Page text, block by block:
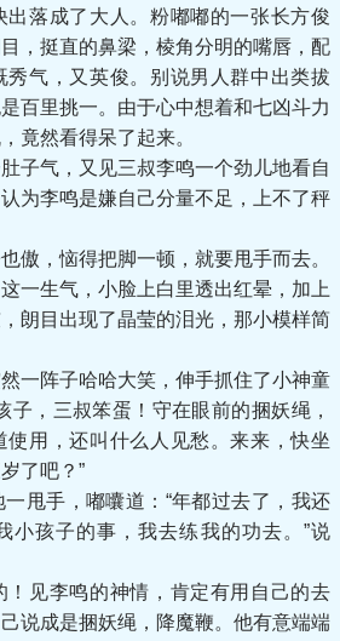
出落成了大人。粉嘟嘟的一张长方俊
，挺直的鼻梁，棱角分明的嘴唇，配
秀气，又英俊。别说男人群中出类拔
百里挑一。由于心中想着和七凶斗力
竟然看得呆了起来。
气，又见三叔李鸣一个劲儿地看自
为李鸣是嫌自己分量不足，上不了秤
，恼得把脚一顿，就要甩手而去。
一生气，小脸上白里透出红晕，加上
朗目出现了晶莹的泪光，那小模样简
阵子哈哈大笑，伸手抓住了小神童
子，三叔笨蛋！守在眼前的捆妖绳，
使用，还叫什么人见愁。来来，快坐
了吧？”
手，嘟囔道：“年都过去了，我还
小孩子的事，我去练我的功去。”说
见李鸣的神情，肯定有用自己的去
说成是捆妖绳，降魔鞭。他有意端端